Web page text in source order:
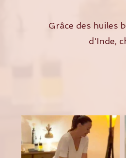
Grâce des huiles
d'Inde,